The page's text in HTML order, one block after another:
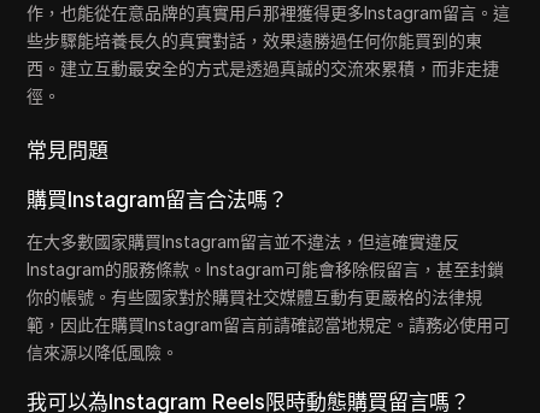
作，也能從在意品牌的真實用戶那裡獲得更多Instagram留言。這
些步驟能培養長久的真實對話，效果遠勝過任何你能買到的東
西。建立互動最安全的方式是透過真誠的交流來累積，而非走捷
徑。
常見問題
購買Instagram留言合法嗎？
在大多數國家購買Instagram留言並不違法，但這確實違反
Instagram的服務條款。Instagram可能會移除假留言，甚至封鎖
你的帳號。有些國家對於購買社交媒體互動有更嚴格的法律規
範，因此在購買Instagram留言前請確認當地規定。請務必使用可
信來源以降低風險。
我可以為Instagram Reels限時動態購買留言嗎？